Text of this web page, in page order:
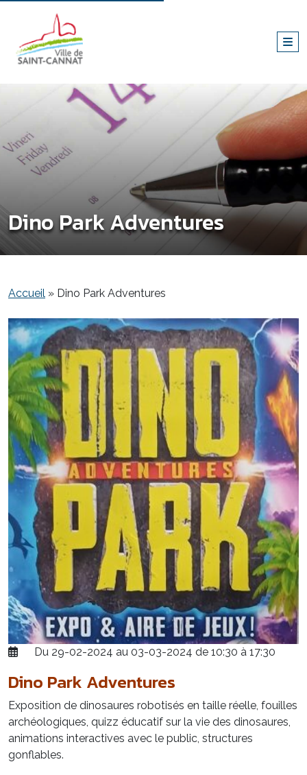
Dino Park Adventures
Accueil » Dino Park Adventures
Du 29-02-2024 au 03-03-2024 de 10:30 à 17:30
Dino Park Adventures
Exposition de dinosaures robotisés en taille réelle, fouilles
archéologiques, quizz éducatif sur la vie des dinosaures,
animations interactives avec le public, structures
gonflables.